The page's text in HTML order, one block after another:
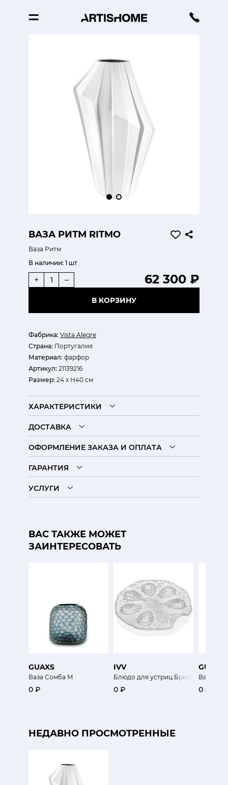
ВАЗА РИТМ RITMO
Ваза Ритм
Фабрика: Vista Alegre
Страна: Португалия
Материал: фарфор
Артикул: 21139216
Размер: 24 x Н40 см
В наличии: 1 шт
62 300 ₽
+ –
В КОРЗИНУ
ХАРАКТЕРИСТИКИ
ДОСТАВКА
ОФОРМЛЕНИЕ ЗАКАЗА И ОПЛАТА
ГАРАНТИЯ
УСЛУГИ
ВАС ТАКЖЕ МОЖЕТ
ЗАИНТЕРЕСОВАТЬ
GUAXS
Ваза Сомба M
0 ₽
IVV
Блюдо для устриц Бриллиант
0 ₽
GUAXS
Ваза
0 ₽
НЕДАВНО ПРОСМОТРЕННЫЕ